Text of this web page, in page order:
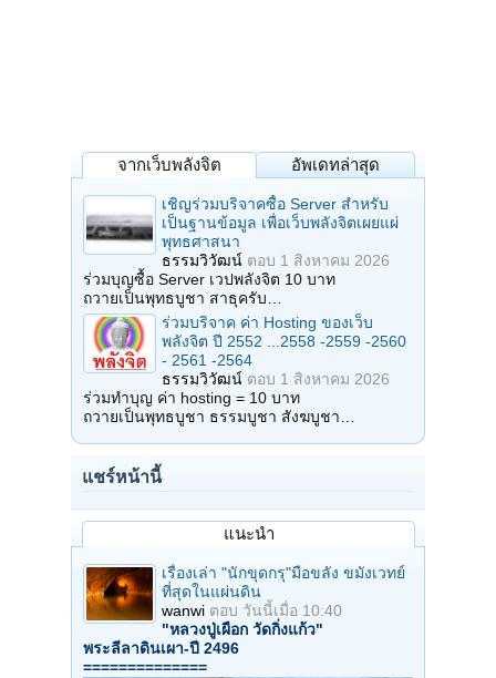
จากเว็บพลังจิต อัพเดทล่าสุด
เชิญร่วมบริจาคซื้อ Server สำหรับ
เป็นฐานข้อมูล เพื่อเว็บพลังจิตเผยแผ่
พุทธศาสนา
ธรรมวิวัฒน์ ตอบ 1 สิงหาคม 2026
ร่วมบุญซื้อ Server เวปพลังจิต 10 บาท
ถวายเป็นพุทธบูชา สาธุครับ…
ร่วมบริจาค ค่า Hosting ของเว็บ
พลังจิต ปี 2552 ...2558 -2559 -2560
- 2561 -2564
ธรรมวิวัฒน์ ตอบ 1 สิงหาคม 2026
ร่วมทำบุญ ค่า hosting = 10 บาท
ถวายเป็นพุทธบูชา ธรรมบูชา สังฆบูชา…
แชร์หน้านี้
แนะนำ
เรื่องเล่า "นักขุดกรุ"มือขลัง ขมังเวทย์
ที่สุดในแผ่นดิน
wanwi ตอบ วันนี้เมื่อ 10:40
"หลวงปู่เผือก วัดกิ่งแก้ว"
พระลีลาดินเผา-ปี 2496
==============